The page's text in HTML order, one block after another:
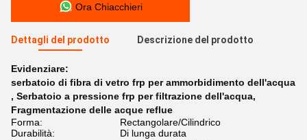
Ora Chiacchieri
Dettagli del prodotto Descrizione del prodotto
Evidenziare:
serbatoio di fibra di vetro frp per ammorbidimento dell'acqua
, Serbatoio a pressione frp per filtrazione dell'acqua,
Fragmentazione delle acque reflue
Forma:
Rectangolare/Cilindrico
Durabilità:
Di lunga durata